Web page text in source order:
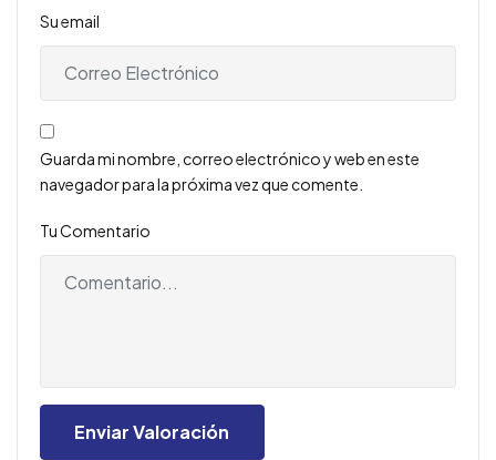
Su email
Guarda mi nombre, correo electrónico y web en este
navegador para la próxima vez que comente.
Tu Comentario